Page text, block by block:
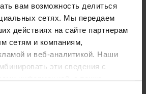
вам возможность делиться
сетях. Мы передаем
действиях на сайте партнерам
сетям и компаниям,
и веб-аналитикой. Наши
эти сведения с
информацией, а также